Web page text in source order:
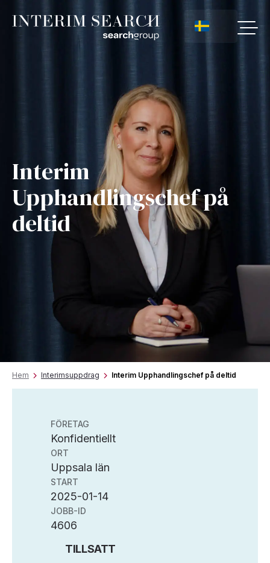
Interim
Upphandlingschef på
deltid
Hem Interimsuppdrag Interim Upphandlingschef på deltid
FÖRETAG
Konfidentiellt
ORT
Uppsala län
START
2025-01-14
JOBB-ID
4606
TILLSATT